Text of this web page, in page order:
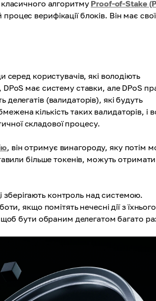
алгоритму Proof-of-Stake
верифікації блоків. Він має свої
користувачів, які володіють
має систему ставки, але DPoS
(валидаторів), які будуть
кількість таких валидаторів, і
складової процесу.
, він отримує винагороду, яку потім
більше токенів, можуть отримати
контроль над системою.
якщо помітять нечесні дії з їхнього
бути обраним делегатом багато